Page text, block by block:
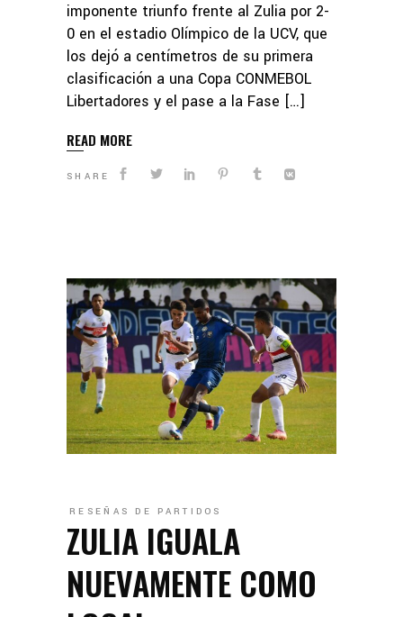
imponente triunfo frente al Zulia por 2-
0 en el estadio Olímpico de la UCV, que
los dejó a centímetros de su primera
clasificación a una Copa CONMEBOL
Libertadores y el pase a la Fase […]
READ MORE
SHARE
RESEÑAS DE PARTIDOS
ZULIA IGUALA
NUEVAMENTE COMO